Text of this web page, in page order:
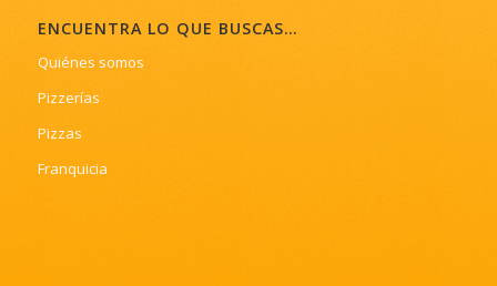
ENCUENTRA LO QUE BUSCAS…
Quiénes somos
Pizzerías
Pizzas
Franquicia